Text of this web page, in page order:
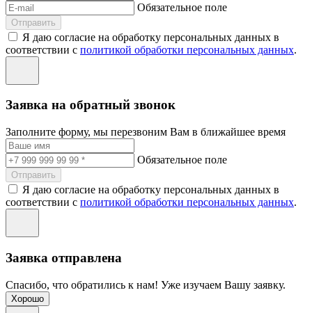
Обязательное поле
Отправить
Я даю согласие на обработку персональных данных в
соответствии с политикой обработки персональных данных.
Заявка на обратный звонок
Заполните форму, мы перезвоним Вам в ближайшее время
Обязательное поле
Отправить
Я даю согласие на обработку персональных данных в
соответствии с политикой обработки персональных данных.
Заявка отправлена
Спасибо, что обратились к нам! Уже изучаем Вашу заявку.
Хорошо